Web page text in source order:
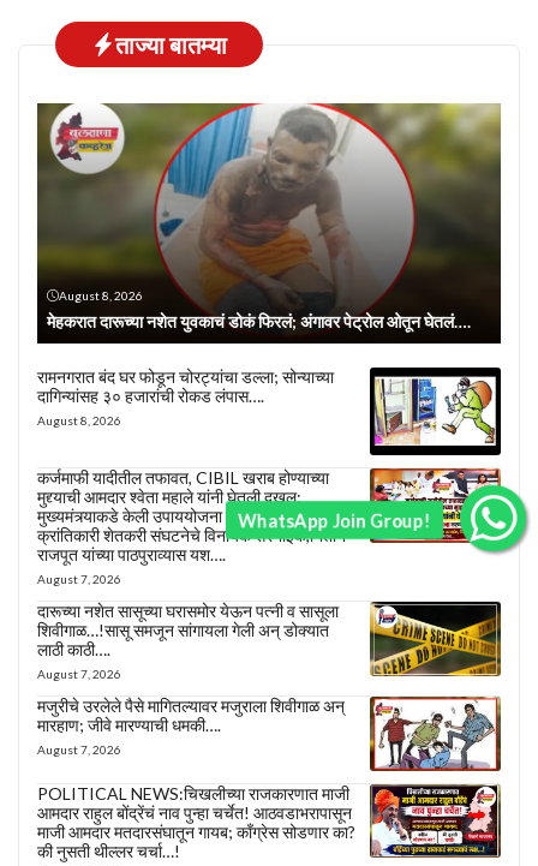
ताज्या बातम्या
August 8, 2026
मेहकरात दारूच्या नशेत युवकाचं डोकं फिरलं; अंगावर पेट्रोल ओतून घेतलं….
रामनगरात बंद घर फोडून चोरट्यांचा डल्ला; सोन्याच्या
दागिन्यांसह ३० हजारांची रोकड लंपास….
August 8, 2026
कर्जमाफी यादीतील तफावत, CIBIL खराब होण्याच्या
मुद्द्याची आमदार श्वेता महाले यांनी घेतली दखल;
मुख्यमंत्र्याकडे केली उपाययोजना करण्याची मागणी….
क्रांतिकारी शेतकरी संघटनेचे विनायक सरनाईक,नितीन
राजपूत यांच्या पाठपुराव्यास यश….
August 7, 2026
दारूच्या नशेत सासूच्या घरासमोर येऊन पत्नी व सासूला
शिवीगाळ…!सासू समजून सांगायला गेली अन् डोक्यात
लाठी काठी….
August 7, 2026
मजुरीचे उरलेले पैसे मागितल्यावर मजुराला शिवीगाळ अन्
मारहाण; जीवे मारण्याची धमकी….
August 7, 2026
POLITICAL NEWS:चिखलीच्या राजकारणात माजी
आमदार राहुल बोंद्रेंचं नाव पुन्हा चर्चेत! आठवडाभरापासून
माजी आमदार मतदारसंघातून गायब; काँग्रेस सोडणार का?
की नुसती थील्लर चर्चा…!
WhatsApp Join Group!